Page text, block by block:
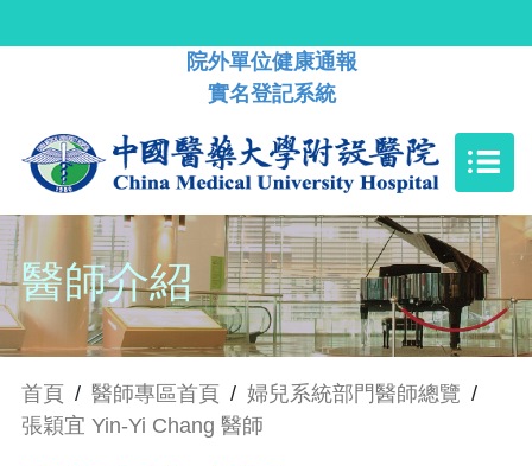
院外單位健康通報
實名登記系統
醫師介紹
首頁 / 醫師專區首頁 / 婦兒系統部門醫師總覽 /
張穎宜 Yin-Yi Chang 醫師